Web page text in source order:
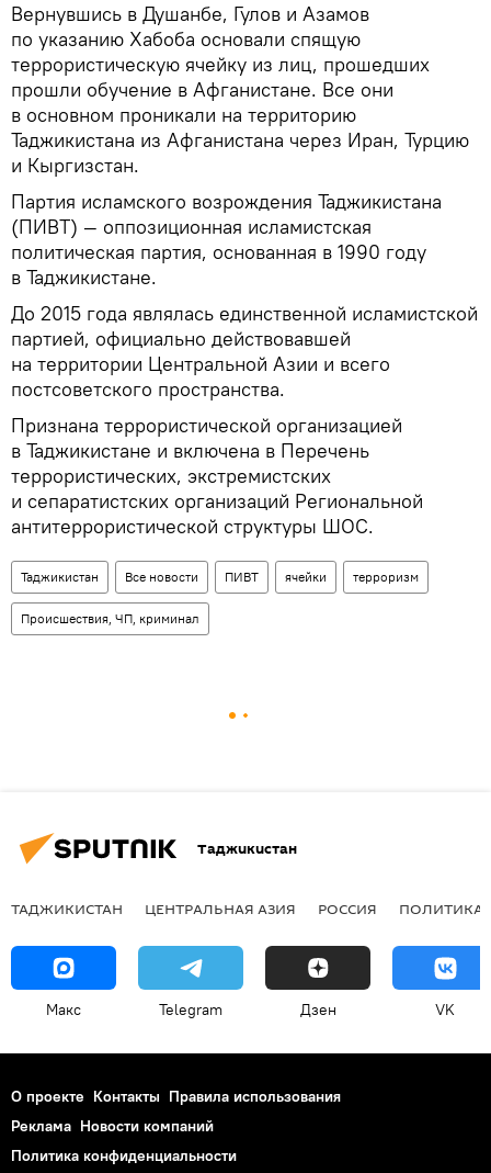
Вернувшись в Душанбе, Гулов и Азамов
по указанию Хабоба основали спящую
террористическую ячейку из лиц, прошедших
прошли обучение в Афганистане. Все они
в основном проникали на территорию
Таджикистана из Афганистана через Иран, Турцию
и Кыргизстан.
Партия исламского возрождения Таджикистана
(ПИВТ) — оппозиционная исламистская
политическая партия, основанная в 1990 году
в Таджикистане.
До 2015 года являлась единственной исламистской
партией, официально действовавшей
на территории Центральной Азии и всего
постсоветского пространства.
Признана террористической организацией
в Таджикистане и включена в Перечень
террористических, экстремистских
и сепаратистских организаций Региональной
антитеррористической структуры ШОС.
Таджикистан Все новости ПИВТ ячейки терроризм
Происшествия, ЧП, криминал
Таджикистан
ТАДЖИКИСТАН ЦЕНТРАЛЬНАЯ АЗИЯ РОССИЯ ПОЛИТИКА
Макс Telegram Дзен VK
О проекте Контакты Правила использования
Реклама Новости компаний
Политика конфиденциальности